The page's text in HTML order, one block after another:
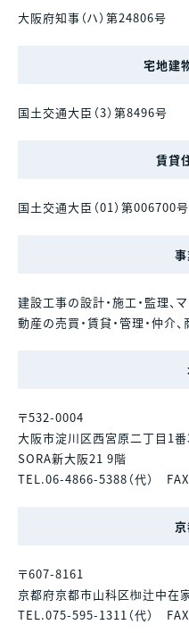
大阪府知事（ハ）第24806号
宅地建
国土交通大臣（3）第8496号
賃貸
国土交通大臣（01）第006700号
建設工事の設計・施工・監理、
動産の売買・賃貸・管理・仲介
〒532-0004
大阪市淀川区西宮原二丁目1
SORA新大阪21 9階
TEL.06-4866-5388（代）
〒607-8161
京都府京都市山科区椥辻中在
TEL.075-595-1311（代）